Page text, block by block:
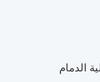
الدمام